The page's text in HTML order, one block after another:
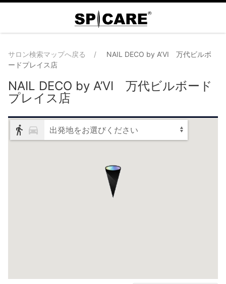
サロン検索マップへ戻る
NAIL DECO by A’VI 万代ビルボ
ードプレイス店
NAIL DECO by A’VI 万代ビルボード
プレイス店
出発地をお選びください